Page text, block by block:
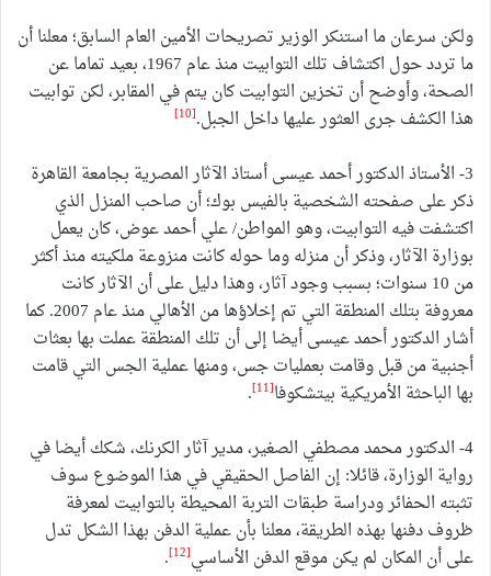
ولكن سرعان ما استنكر الوزير تصريحات الأمين العام السابق؛ معلنا أن
ما تردد حول اكتشاف تلك التوابيت منذ عام 1967، بعيد تماما عن
الصحة، وأوضح أن تخزين التوابيت كان يتم في المقابر، لكن توابيت
هذا الكشف جرى العثور عليها داخل الجبل.[10]
3- الأستاذ الدكتور أحمد عيسى أستاذ الآثار المصرية بجامعة القاهرة
ذكر على صفحته الشخصية بالفيس بوك؛ أن صاحب المنزل الذي
اكتشفت فيه التوابيت، وهو المواطن/ علي أحمد عوض، كان يعمل
بوزارة الآثار، وذكر أن منزله وما حوله كانت منزوعة ملكيته منذ أكثر
من 10 سنوات؛ بسبب وجود آثار، وهذا دليل على أن الآثار كانت
معروفة بتلك المنطقة التي تم إخلاؤها من الأهالي منذ عام 2007. كما
أشار الدكتور أحمد عيسى أيضا إلى أن تلك المنطقة عملت بها بعثات
أجنبية من قبل وقامت بعمليات جس، ومنها عملية الجس التي قامت
بها الباحثة الأمريكية بيتشكوفا[11]
.
4- الدكتور محمد مصطفي الصغير، مدير آثار الكرنك، شكك أيضا في
رواية الوزارة، قائلا: إن الفاصل الحقيقي في هذا الموضوع سوف
تثبته الحفائر ودراسة طبقات التربة المحيطة بالتوابيت لمعرفة
ظروف دفنها بهذه الطريقة، معلنا بأن عملية الدفن بهذا الشكل تدل
على أن المكان لم يكن موقع الدفن الأساسي[12]
.